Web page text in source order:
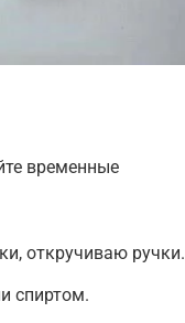
временные
откручиваю ручки.
спиртом.